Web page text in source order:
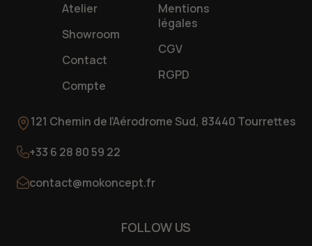
Atelier
Showroom
Contact
Compte
Mentions
légales
CGV
RGPD
121 Chemin de l’Aérodrome Sud, 83440 Tourrettes
+33 6 28 80 59 22
contact@mokoncept.fr
FOLLOW US